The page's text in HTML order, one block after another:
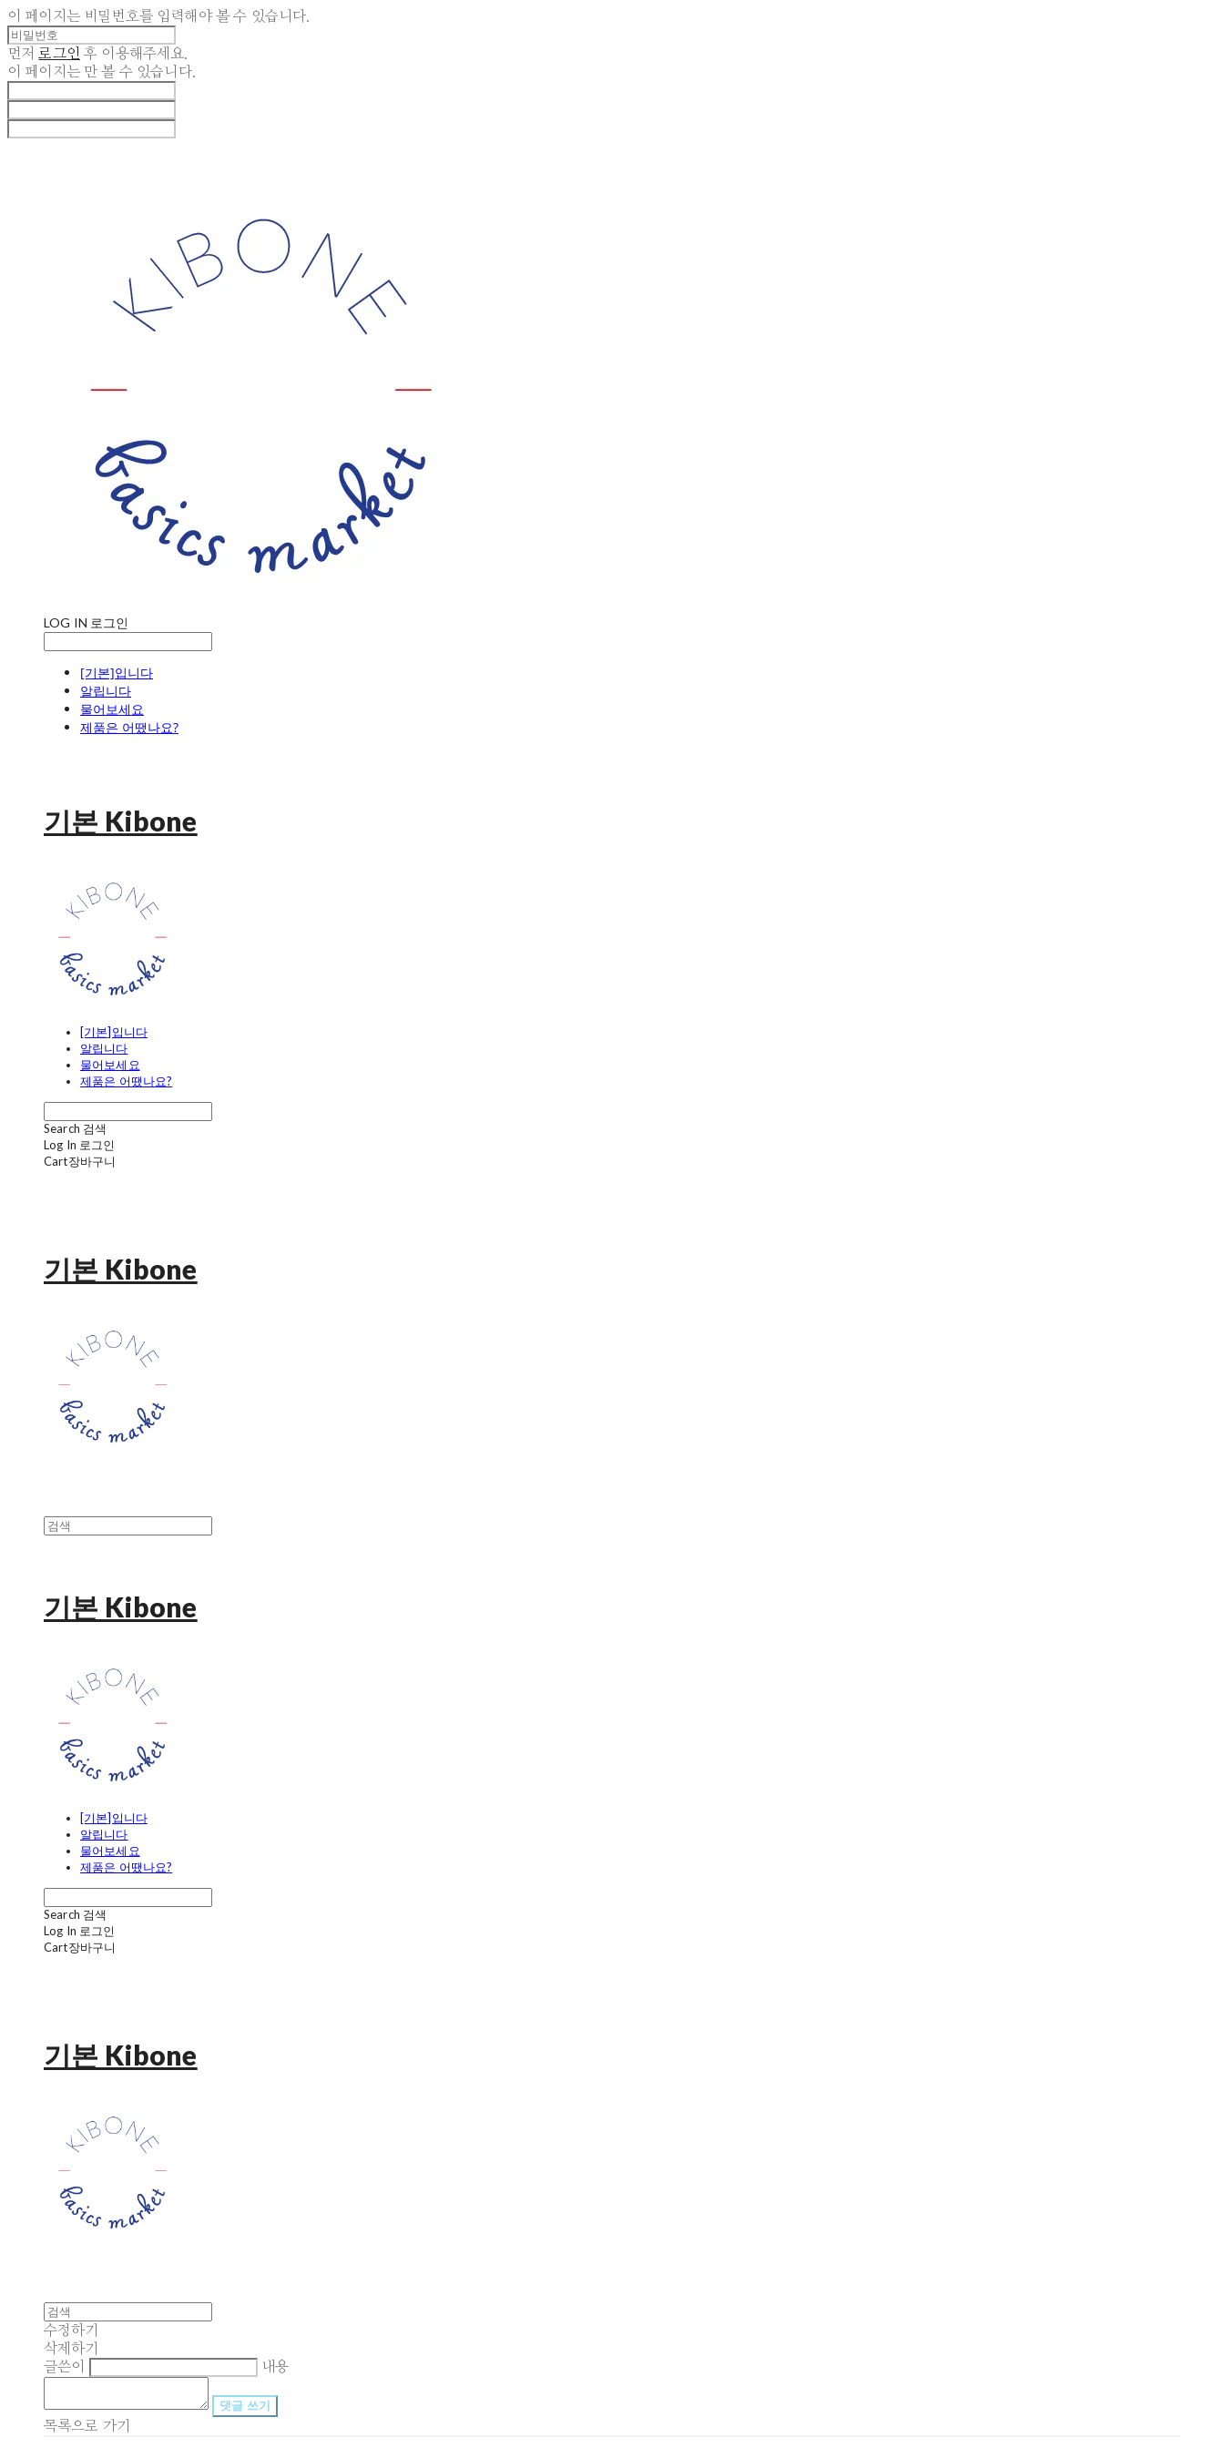
이 페이지는 비밀번호를 입력해야 볼 수 있습니다.
먼저 로그인 후 이용해주세요.
이 페이지는 만 볼 수 있습니다.
LOG IN 로그인
[기본]입니다
알립니다
물어보세요
제품은 어땠나요?
기본 Kibone
[기본]입니다
알립니다
물어보세요
제품은 어땠나요?
Search 검색
Log In 로그인
Cart장바구니
기본 Kibone
기본 Kibone
[기본]입니다
알립니다
물어보세요
제품은 어땠나요?
Search 검색
Log In 로그인
Cart장바구니
기본 Kibone
수정하기
삭제하기
글쓴이
내용
댓글 쓰기
목록으로 가기